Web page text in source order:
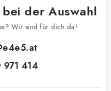
der Auswahl
Wir sind für dich da!
e4e5.at
414